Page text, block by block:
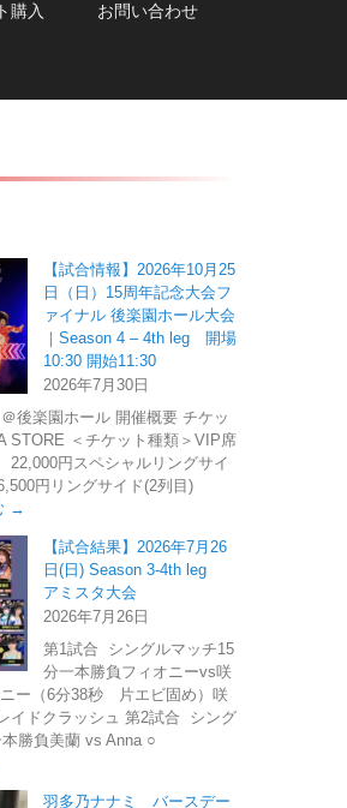
購入 お問い合わせ
【試合情報】2026年10月25
日（日）15周年記念大会フ
ァイナル 後楽園ホール大会
｜Season 4 – 4th leg 開場
10:30 開始11:30
2026年7月30日
後楽園ホール 開催概要 チケッ
STORE ＜チケット種類＞VIP席
円スペシャルリングサイ
円リングサイド(2列目)
→
【試合結果】2026年7月26
日(日) Season 3-4th leg
アミスタ大会
2026年7月26日
第1試合 シングルマッチ15
分一本勝負フィオニーvs咲
ー（6分38秒 片エビ固め）咲
イドクラッシュ 第2試合 シング
勝負美蘭 vs Anna ○
羽多乃ナナミ バースデー